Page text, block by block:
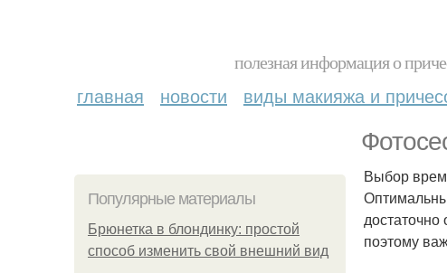
полезная информация о
главная новости виды макияжа и
Популярные материалы
Брюнетка в блондинку: простой
способ изменить свой внешний вид
Выбор
поэтому